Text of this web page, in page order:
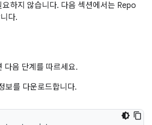
하지 않습니다. 다음 섹션에서는 Repo
다.
다음 단계를 따르세요.
보를 다운로드합니다.